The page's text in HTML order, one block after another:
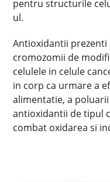
pentru structurile
ul.
Antioxidantii
cromozomii de
celulele in celule
in corp ca urmare a
alimentatie, a
antioxidantii de tipul
combat oxidarea si